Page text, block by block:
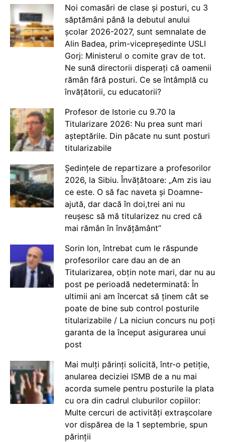
Noi comasări de clase și posturi, cu 3
săptămâni până la debutul anului
școlar 2026-2027, sunt semnalate de
Alin Badea, prim-vicepreședinte USLI
Gorj: Ministerul o comite grav de tot.
Ne sună directorii disperați că oamenii
rămân fără posturi. Ce se întâmplă cu
învățătorii, cu educatorii?
Profesor de Istorie cu 9.70 la
Titularizare 2026: Nu prea sunt mari
așteptările. Din păcate nu sunt posturi
titularizabile
Ședințele de repartizare a profesorilor
2026, la Sibiu. Învățătoare: „Am zis iau
ce este. O să fac naveta și Doamne-
ajută, dar dacă în doi,trei ani nu
reușesc să mă titularizez nu cred că
mai rămân în învățământ”
Sorin Ion, întrebat cum le răspunde
profesorilor care dau an de an
Titularizarea, obțin note mari, dar nu au
post pe perioadă nedeterminată: În
ultimii ani am încercat să ținem cât se
poate de bine sub control posturile
titularizabile / La niciun concurs nu poți
garanta de la început asigurarea unui
post
Mai mulți părinți solicită, într-o petiție,
anularea deciziei ISMB de a nu mai
acorda sumele pentru posturile la plata
cu ora din cadrul cluburilor copiilor:
Multe cercuri de activități extrașcolare
vor dispărea de la 1 septembrie, spun
părinții